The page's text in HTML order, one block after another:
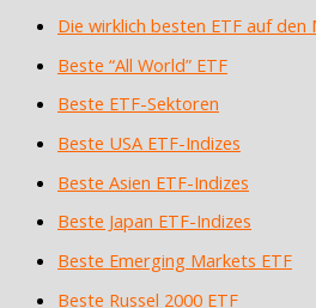
Die wirklich besten ETF auf den
Beste “All World” ETF
Beste ETF-Sektoren
Beste USA ETF-Indizes
Beste Asien ETF-Indizes
Beste Japan ETF-Indizes
Beste Emerging Markets ETF
Beste Russel 2000 ETF